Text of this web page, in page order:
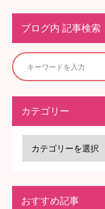
ブログ内 記事検索
カテゴリー
おすすめ記事